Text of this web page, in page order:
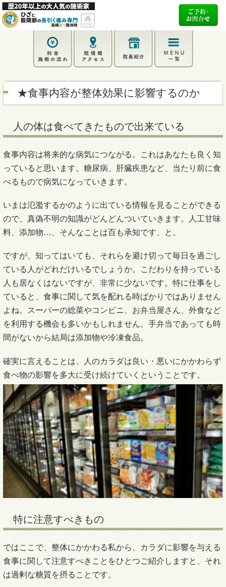
★食事内容が整体効果に影響するのか
人の体は食べてきたもので出来ている
食事内容は将来的な病気につながる。これはあなたも良く知
っていると思います。糖尿病、肝臓疾患など、当たり前に食
べるもので病気になっていきます。
いまは氾濫するかのように出ている情報を見ることができる
ので、真偽不明の知識がどんどんついていきます。人工甘味
料、添加物…、そんなことは百も承知です、と。
ですが、知ってはいても、それらを避け切って毎日を過ごし
ている人がどれだけいるでしょうか。こだわりを持っている
人も居なくはないですが、非常に少ないです。特に仕事をし
ていると、食事に関して気を配れる時ばかりではありません
よね。スーパーの総菜やコンビニ、お弁当屋さん、外食など
を利用する機会も多いかもしれません。手弁当であっても時
間がないから結局は添加物や冷凍食品。
確実に言えることは、人のカラダは良い・悪いにかかわらず
食べ物の影響を多大に受け続けていくということです。
特に注意すべきもの
ではここで、整体にかかわる私から、カラダに影響を与える
食事に関して注意すべきことをひとつご紹介しますと、それ
は過剰な糖質を摂ることです。